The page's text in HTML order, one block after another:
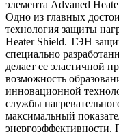
элемента Advaned
Одно из главных
технология защиты
Heater Shield. ТЭН
специально
делает ее эластичной
возможность
инновационной
службы
максимальный
энергоэффективности.